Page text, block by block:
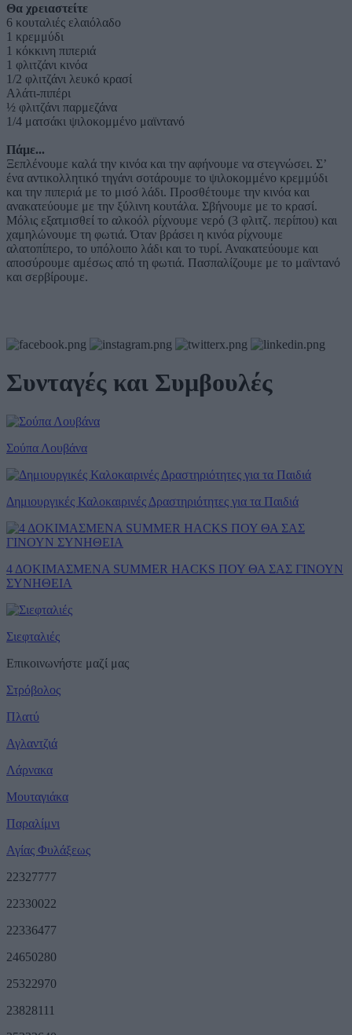
Θα χρειαστείτε
6 κουταλιές ελαιόλαδο
1 κρεμμύδι
1 κόκκινη πιπεριά
1 φλιτζάνι κινόα
1/2 φλιτζάνι λευκό κρασί
Αλάτι-πιπέρι
½ φλιτζάνι παρμεζάνα
1/4 ματσάκι ψιλοκομμένο μαϊντανό
Πάμε...
Ξεπλένουμε καλά την κινόα και την αφήνουμε να στεγνώσει. Σ’
ένα αντικολλητικό τηγάνι σοτάρουμε το ψιλοκομμένο κρεμμύδι
και την πιπεριά με το μισό λάδι. Προσθέτουμε την κινόα και
ανακατεύουμε με την ξύλινη κουτάλα. Σβήνουμε με το κρασί.
Μόλις εξατμισθεί το αλκοόλ ρίχνουμε νερό (3 φλιτζ. περίπου) και
χαμηλώνουμε τη φωτιά. Όταν βράσει η κινόα ρίχνουμε
αλατοπίπερο, το υπόλοιπο λάδι και το τυρί. Ανακατεύουμε και
αποσύρουμε αμέσως από τη φωτιά. Πασπαλίζουμε με το μαϊντανό
και σερβίρουμε.
Συνταγές και Συμβουλές
Σούπα Λουβάνα
Δημιουργικές Καλοκαιρινές Δραστηριότητες για τα Παιδιά
4 ΔΟΚΙΜΑΣΜΕΝΑ SUMMER HACKS ΠΟΥ ΘΑ ΣΑΣ ΓΙΝΟΥΝ
ΣΥΝΗΘΕΙΑ
Σιεφταλιές
Επικοινωνήστε μαζί μας
Στρόβολος
Πλατύ
Αγλαντζιά
Λάρνακα
Μουταγιάκα
Παραλίμνι
Αγίας Φυλάξεως
22327777
22330022
22336477
24650280
25322970
23828111